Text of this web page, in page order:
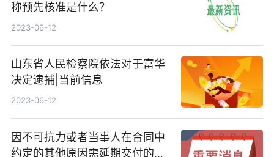
称预先核准是什么？
2023-06-12
山东省人民检察院依法对于富华
决定逮捕|当前信息
2023-06-12
因不可抗力或者当事人在合同中
约定的其他原因需延期交付的怎